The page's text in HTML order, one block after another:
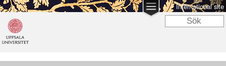
International site